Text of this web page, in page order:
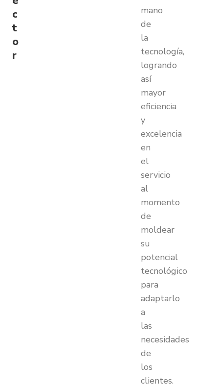
c
t
o
r
mano
de
la
tecnología,
logrando
así
mayor
eficiencia
y
excelencia
en
el
servicio
al
momento
de
moldear
su
potencial
tecnológico
para
adaptarlo
a
las
necesidades
de
los
clientes.